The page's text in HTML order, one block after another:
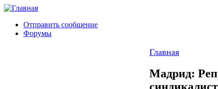
Отправить сообщение
Форумы
Главная
Мадрид: